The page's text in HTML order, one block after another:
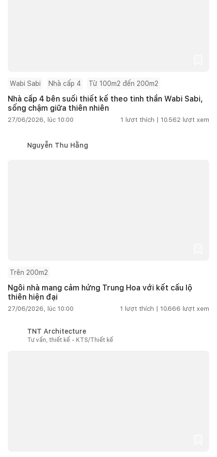
Wabi Sabi Nhà cấp 4 Từ 100m2 đến 200m2
Nhà cấp 4 bên suối thiết kế theo tinh thần Wabi Sabi,
sống chậm giữa thiên nhiên
27/06/2026, lúc 10:00 1 lượt thích | 10.562 lượt xem
Nguyễn Thu Hằng
Trên 200m2
Ngôi nhà mang cảm hứng Trung Hoa với kết cấu lộ
thiên hiện đại
27/06/2026, lúc 10:00 1 lượt thích | 10.666 lượt xem
TNT Architecture
Tư vấn, thiết kế - KTS/Thiết kế